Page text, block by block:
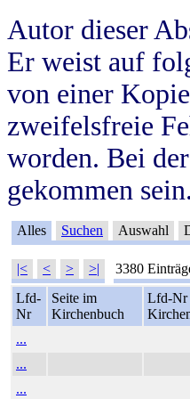
Autor dieser
Er weist auf
von einer
zweifelsfreie
worden. Bei
gekommen
Alles Suchen Auswahl
|< < > >| 3380
Lfd-
Nr
Seite im
Kirchenbuch
Lfd-Nr
...
...
...